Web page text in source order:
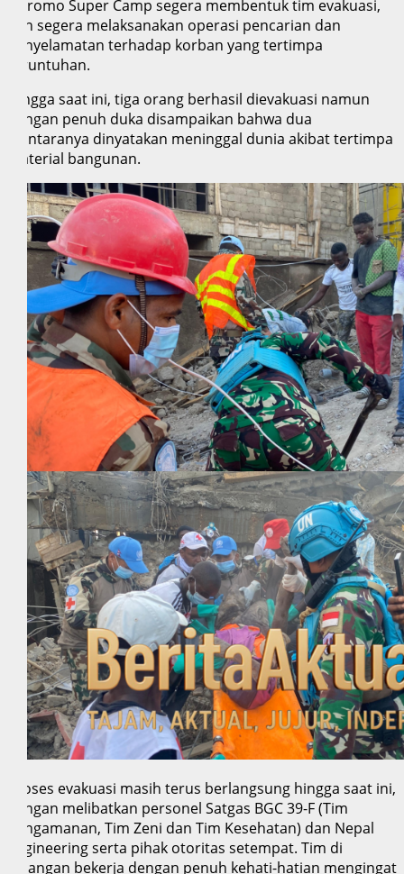
Ndromo Super Camp segera membentuk tim evakuasi,
dan segera melaksanakan operasi pencarian dan
penyelamatan terhadap korban yang tertimpa
reruntuhan.
Hingga saat ini, tiga orang berhasil dievakuasi namun
dengan penuh duka disampaikan bahwa dua
diantaranya dinyatakan meninggal dunia akibat tertimpa
material bangunan.
Proses evakuasi masih terus berlangsung hingga saat ini,
dengan melibatkan personel Satgas BGC 39-F (Tim
pengamanan, Tim Zeni dan Tim Kesehatan) dan Nepal
Engineering serta pihak otoritas setempat. Tim di
lapangan bekerja dengan penuh kehati-hatian mengingat